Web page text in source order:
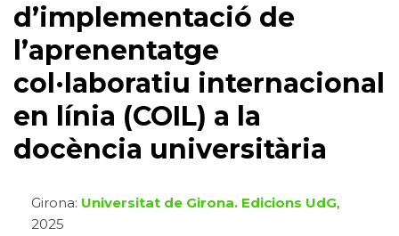
d’implementació de
l’aprenentatge
col·laboratiu internacional
en línia (COIL) a la
docència universitària
Girona: Universitat de Girona. Edicions UdG,
2025